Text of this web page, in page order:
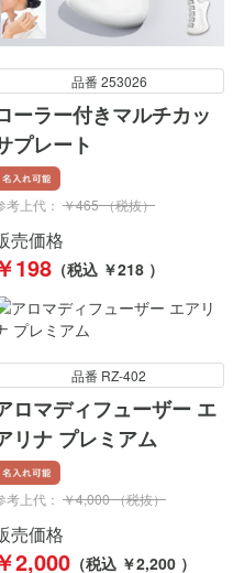
品番 253026
ーラー付きマルチカッ
プレート
考上代： ￥465 （税抜）
売価格
198 （税込 ￥218 ）
品番 RZ-402
ロマディフューザー エ
リナ プレミアム
考上代： ￥4,000 （税抜）
売価格
2,000 （税込 ￥2,200 ）